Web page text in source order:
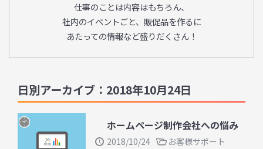
仕事のことは内容はもちろん、
社内のイベントごと、販促品を作るに
あたっての情報など盛りだくさん！
日別アーカイブ：2018年10月24日
ホームページ制作会社への悩み
2018/10/24
お客様サポート